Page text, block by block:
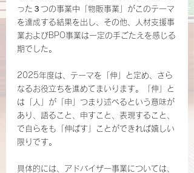
った３つの事業中「物販事業」がこのテーマ
を達成する結果を出し、その他、人材支援事
業およびBPO事業は一定の手ごたえを感じる
期でした。
2025年度は、テーマを「伸」と定め、さら
なるお役立ちを進めてまいります。「伸」と
は「人」が「申」つまり述べるという意味が
あり、語ること、申すこと、表現すること、
で自らをも「伸ばす」ことができれば嬉しい
限りです。
具体的には、アドバイザー事業については、